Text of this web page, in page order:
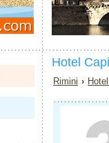
Hotel
Rimini ›